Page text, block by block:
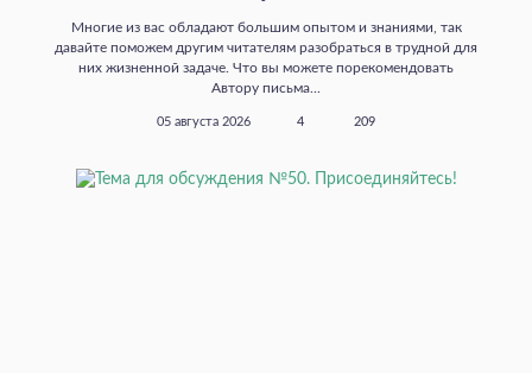
Многие из вас обладают большим опытом и знаниями, так
давайте поможем другим читателям разобраться в трудной для
них жизненной задаче. Что вы можете порекомендовать
Автору письма...
05 августа 2026 4 209